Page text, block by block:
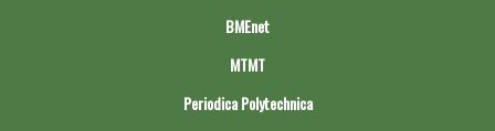
BMEnet
MTMT
Periodica Polytechnica